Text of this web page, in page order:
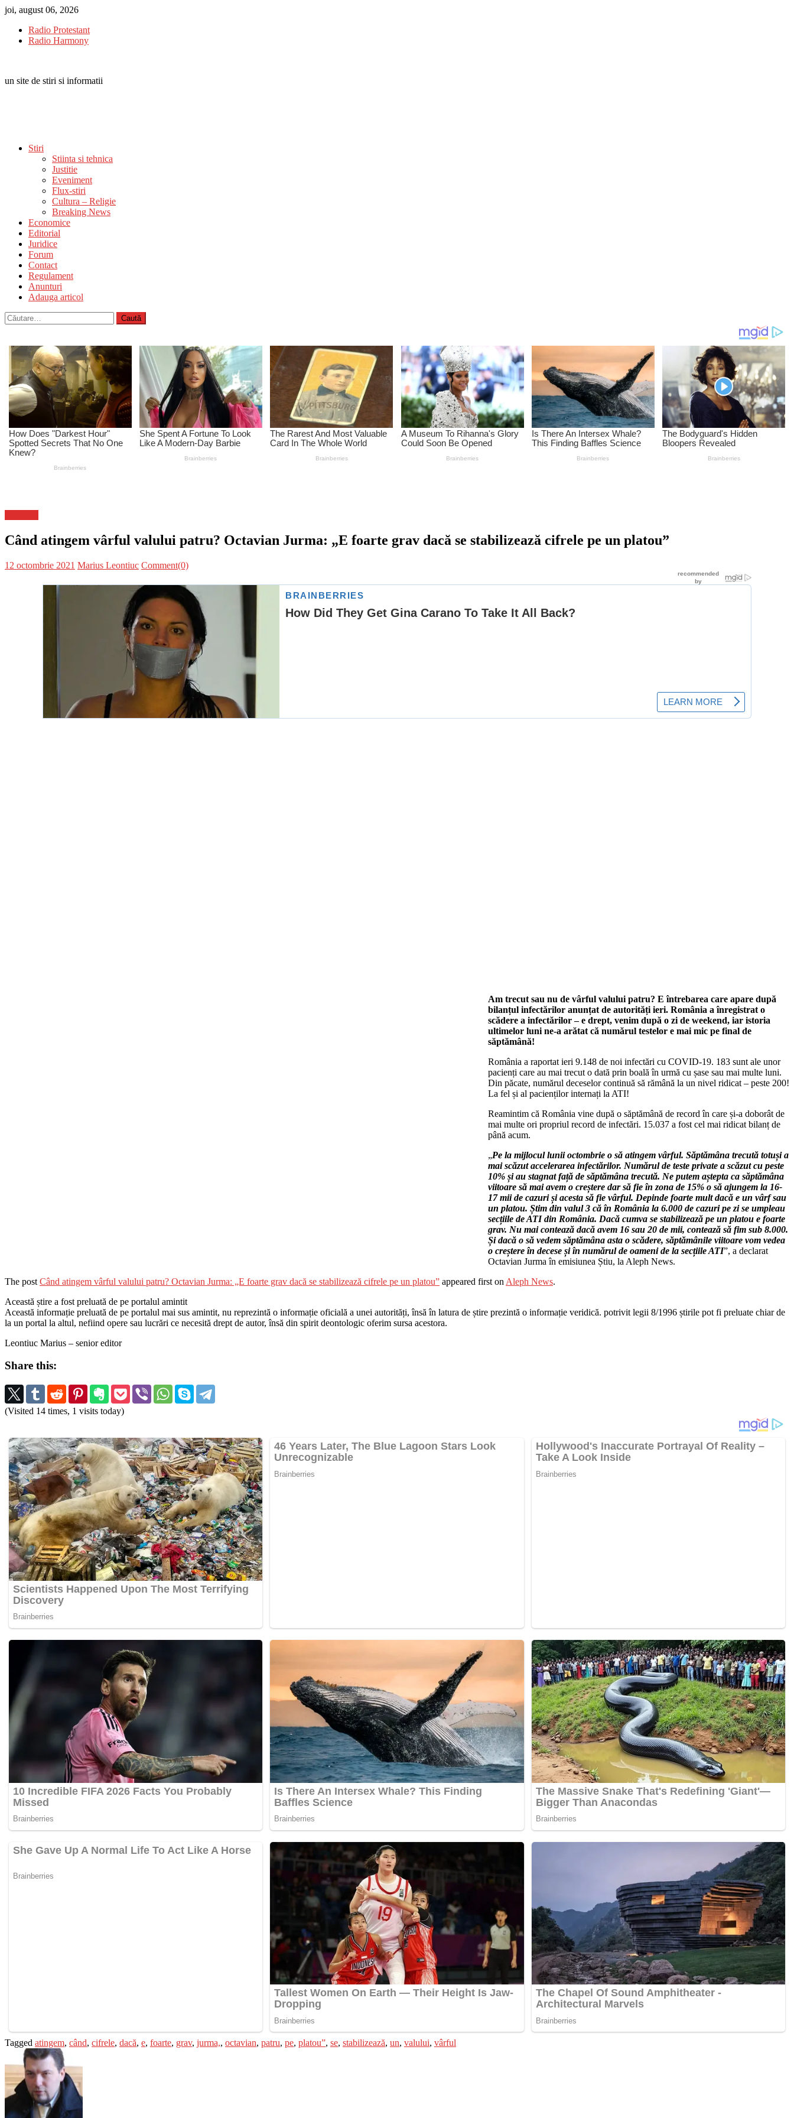
Skip
content
joi, august 06, 2026
Radio Protestant
Radio Harmony
un site de stiri si informatii
Stiri
Stiinta si tehnica
Justitie
Eveniment
Flux-stiri
Cultura – Religie
Breaking News
Economice
Editorial
Juridice
Forum
Contact
Regulament
Anunturi
Adauga articol
Caută
după:
Când atingem vârful valului patru? Octavian Jurma: „E foarte grav dacă se stabilizează cifrele pe un platou”
Posted
12 octombrie 2021 Author
Marius Leontiuc Comment(0)
Am trecut sau nu de vârful valului patru? E întrebarea care apare după
bilanțul infectărilor anunțat de autorități ieri. România a înregistrat o
scădere a infectărilor – e drept, venim după o zi de weekend, iar istoria
ultimelor luni ne-a arătat că numărul testelor e mai mic pe final de
săptămână!
România a raportat ieri 9.148 de noi infectări cu COVID-19. 183 sunt ale unor
pacienți care au mai trecut o dată prin boală în urmă cu șase sau mai multe luni.
Din păcate, numărul deceselor continuă să rămână la un nivel ridicat – peste 200!
La fel și al pacienților internați la ATI!
Reamintim că România vine după o săptămână de record în care și-a doborât de
mai multe ori propriul record de infectări. 15.037 a fost cel mai ridicat bilanț de
până acum.
„Pe la mijlocul lunii octombrie o să atingem vârful. Săptămâna trecută totuși a
mai scăzut accelerarea infectărilor. Numărul de teste private a scăzut cu peste
10% și au stagnat față de săptămâna trecută. Ne putem aștepta ca săptămâna
viitoare să mai avem o creștere dar să fie în zona de 15% o să ajungem la 16-
17 mii de cazuri și acesta să fie vârful. Depinde foarte mult dacă e un vârf sau
un platou. Știm din valul 3 că în România la 6.000 de cazuri pe zi se umpleau
secțiile de ATI din România. Dacă cumva se stabilizează pe un platou e foarte
grav. Nu mai contează dacă avem 16 sau 20 de mii, contează să fim sub 8.000.
Și dacă o să vedem săptămâna asta o scădere, săptămânile viitoare vom vedea
o creștere în decese și în numărul de oameni de la secțiile ATI”, a declarat
Octavian Jurma în emisiunea Știu, la Aleph News.
The post Când atingem vârful valului patru? Octavian Jurma: „E foarte grav dacă se stabilizează cifrele pe un platou” appeared first on Aleph News.
Această știre a fost preluată de pe portalul amintit
Această informație preluată de pe portalul mai sus amintit, nu reprezintă o informație oficială a unei autorități, însă în latura de știre prezintă o informație veridică. potrivit legii 8/1996 știrile pot fi preluate chiar de
la un portal la altul, nefiind opere sau lucrări ce necesită drept de autor, însă din spirit deontologic oferim sursa acestora.
Leontiuc Marius – senior editor
Share this:
(Visited 14 times, 1 visits today)
Tagged atingem, când, cifrele, dacă, e, foarte, grav, jurma,, octavian, patru, pe, platou”, se, stabilizează, un, valului, vârful